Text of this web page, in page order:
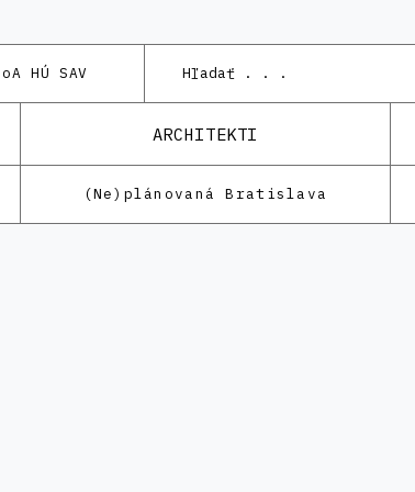
oA HÚ SAV
ARCHITEKTI
(Ne)plánovaná Bratislava